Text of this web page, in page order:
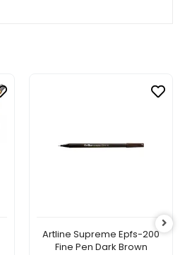
Artline Supreme Epfs-200
Fine Pen Dark Brown